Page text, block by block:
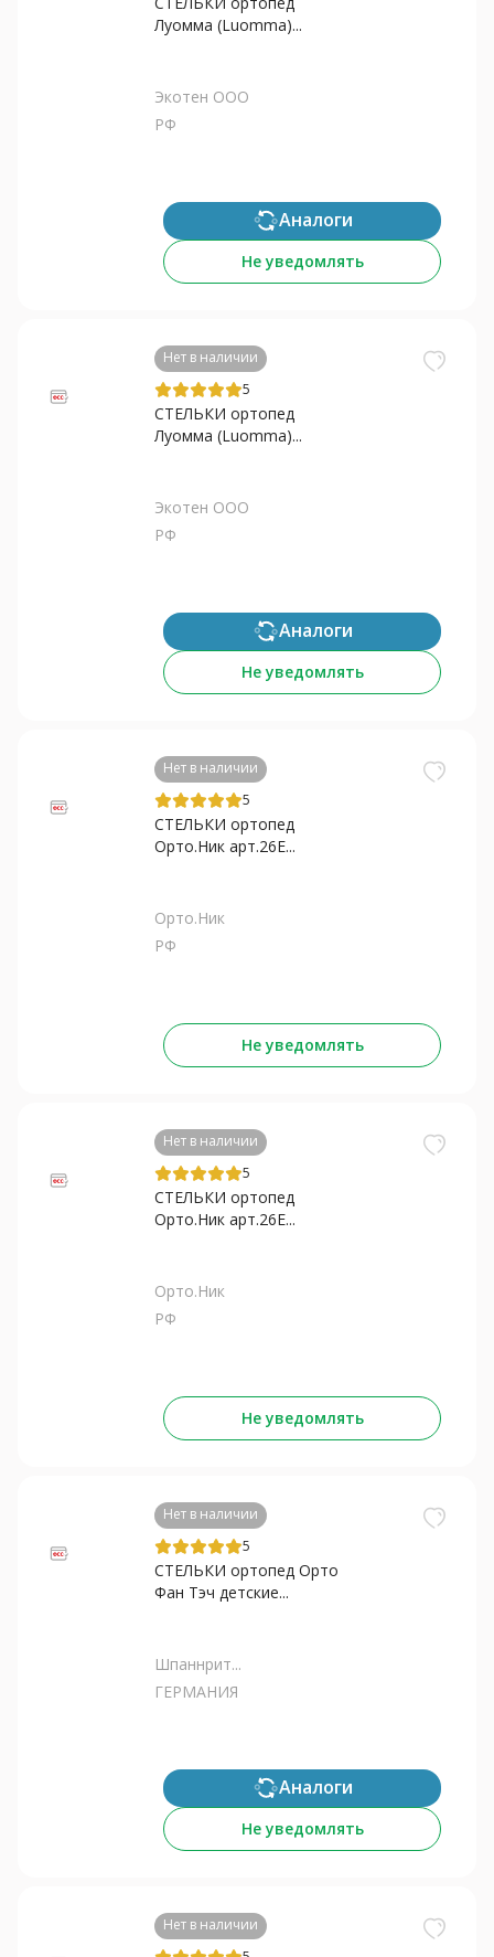
Луомма (Luomma)...
Экотен ООО
РФ
Аналоги
Не уведомлять
Нет в наличии
5
СТЕЛЬКИ ортопед
Луомма (Luomma)...
Экотен ООО
РФ
Аналоги
Не уведомлять
Нет в наличии
5
СТЕЛЬКИ ортопед
Орто.Ник арт.26Е...
Орто.Ник
РФ
Не уведомлять
Нет в наличии
5
СТЕЛЬКИ ортопед
Орто.Ник арт.26Е...
Орто.Ник
РФ
Не уведомлять
Нет в наличии
5
СТЕЛЬКИ ортопед Орто
Фан Тэч детские...
Шпаннрит...
ГЕРМАНИЯ
Аналоги
Не уведомлять
Нет в наличии